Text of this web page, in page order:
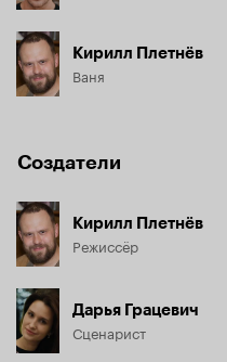
Кирилл Плетнёв
Ваня
Создатели
Кирилл Плетнёв
Режиссёр
Дарья Грацевич
Сценарист